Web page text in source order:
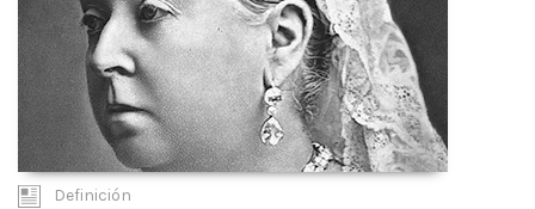
Definición